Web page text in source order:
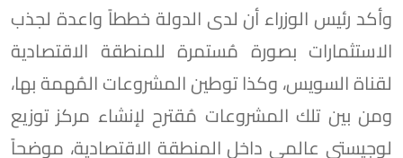
وأكد رئيس الوزراء أن لدى الدولة خططاً واعدة لجذب
الاستثمارات بصورة مُستمرة للمنطقة الاقتصادية
لقناة السويس، وكذا توطين المشروعات المُهمة بها،
ومن بين تلك المشروعات مُقترح لإنشاء مركز توزيع
لوجيستي عالمي داخل المنطقة الاقتصادية، موضحاً